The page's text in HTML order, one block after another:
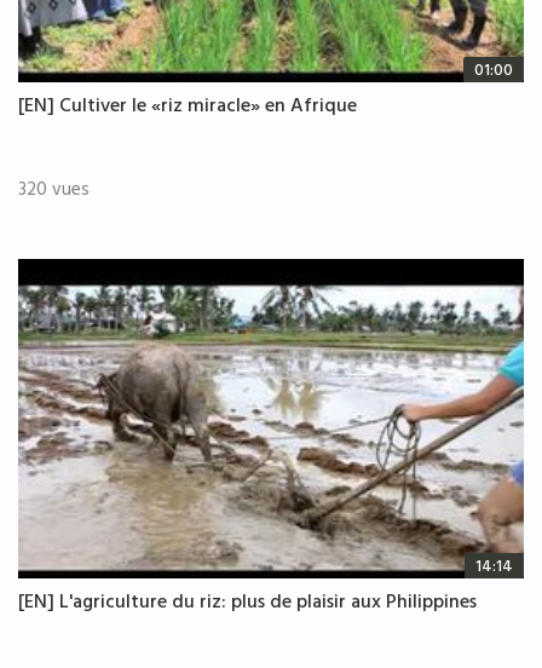
01:00
[EN] Cultiver le «riz miracle» en Afrique
320 vues
14:14
[EN] L'agriculture du riz: plus de plaisir aux Philippines